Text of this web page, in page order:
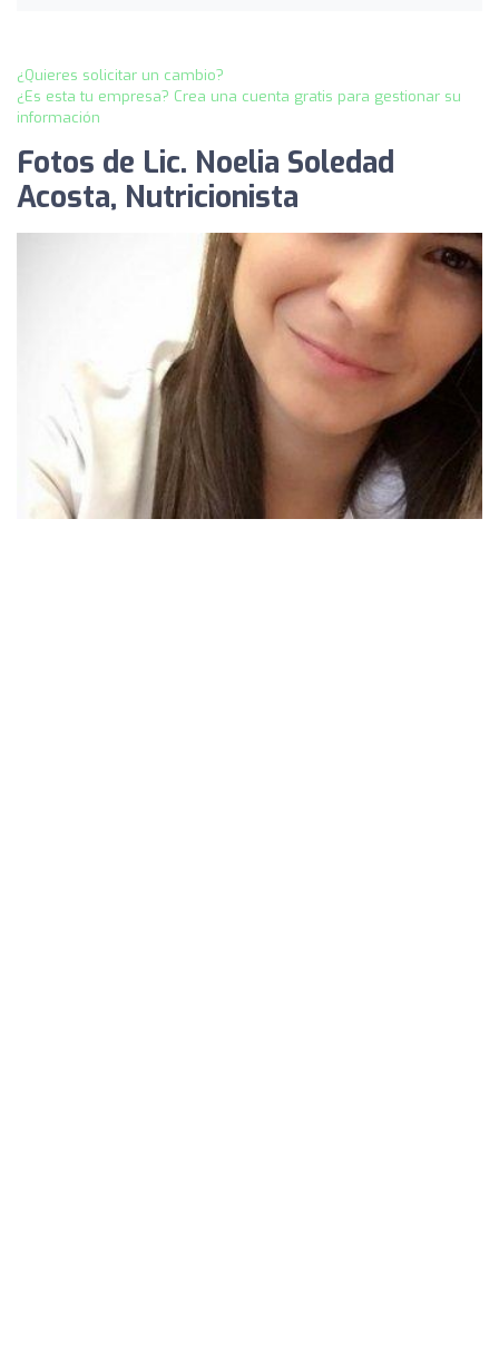
¿Quieres solicitar un cambio?
¿Es esta tu empresa? Crea una cuenta gratis para gestionar su
información
Fotos de Lic. Noelia Soledad
Acosta, Nutricionista